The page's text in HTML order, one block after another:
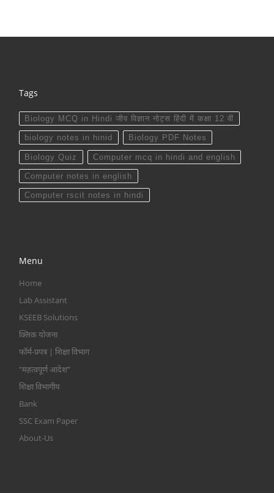
Tags
Biology MCQ in Hindi जीव विज्ञान नोट्स हिंदी में कक्षा 12 वीं
biology notes in hinid Biology PDF Notes
Biology Quiz Computer mcq in hindi and english
Computer notes in english
Computer rscit notes in hindi
Menu
Home
Lab Assistant
KSEEB Solutions
क्लिक योजना
फॉर्म-प्रपत्र | शिक्षा विभाग
“महत्वपूर्ण आदेश”
शिक्षा विभागीय
Bank
SSC Exam Paper
About-Us